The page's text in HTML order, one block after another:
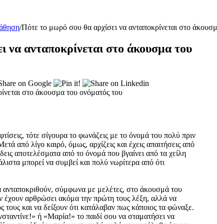
/Πότε το μωρό σου θα αρχίσει να ανταποκρίνεται στο
να ανταποκρίνεται στο άκουσμα του
τότε σίγουρα το φωνάζεις με το όνομά του πολύ πριν
από λίγο καιρό, όμως, αρχίζεις και έχεις απαιτήσεις από
αποτελέσματα από το όνομά που βγαίνει από τα χείλη
μπορεί να συμβεί και πολύ νωρίτερα από ότι
σύμφωνα με μελέτες, στο άκουσμά του
αρθρώσει ακόμα την πρώτη τους λέξη, αλλά να
και να δείξουν ότι κατάλαβαν πως κάποιος τα φώναξε.
ή «Μαρία!» το παιδί σου να σταματήσει να